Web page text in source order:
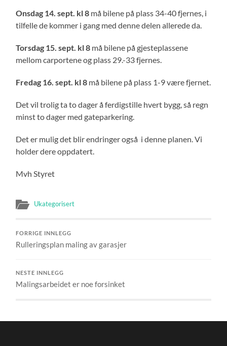
Onsdag 14. sept. kl 8 må bilene på plass 34-40 fjernes, i
tilfelle de kommer i gang med denne delen allerede da.
Torsdag 15. sept. kl 8 må bilene på gjesteplassene
mellom carportene og plass 29.-33 fjernes.
Fredag 16. sept. kl 8 må bilene på plass 1-9 være fjernet.
Det vil trolig ta to dager å ferdigstille hvert bygg, så regn
minst to dager med gateparkering.
Det er mulig det blir endringer også i denne planen. Vi
holder dere oppdatert.
Mvh Styret
Ukategorisert
FORRIGE INNLEGG
Rulleringsplan maling av garasjer
NESTE INNLEGG
Malingsarbeidet er noe forsinket